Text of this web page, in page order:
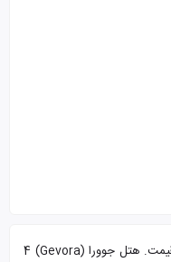
تور دبی از لار هتل جوورا با تضمین بهترین قیمت. هتل جوورا (Gevora) 4